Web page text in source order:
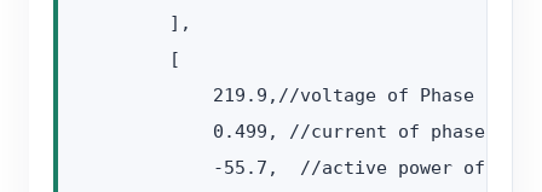
        ],
        [
219.9,//voltage of Phase
0.499, //current of phase
-55.7,  //active power of